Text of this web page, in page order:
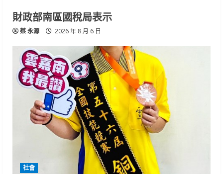
財政部南區國稅局表示
蔡 永源 2026 年 8 月 6 日
社會